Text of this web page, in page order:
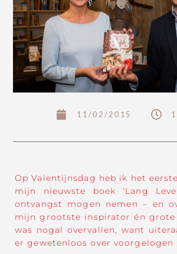
11/02/2015
Op Valentijnsdag heb ik het
mijn nieuwste boek ‘Lang
ontvangst mogen nemen – en
mijn grootste inspirator én grote
was nogal overvallen, want
er gewetenloos over voorgelogen